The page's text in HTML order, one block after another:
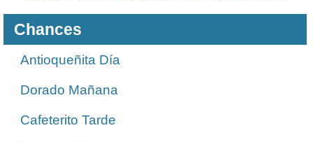
Chances
Antioqueñita Día
Dorado Mañana
Cafeterito Tarde